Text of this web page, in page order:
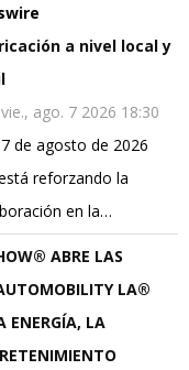
a nivel local y
ago. 7 2026 18:30
7 de agosto de 2026
reforzando la
en la…
ABRE LAS
LA®
ENERGÍA, LA